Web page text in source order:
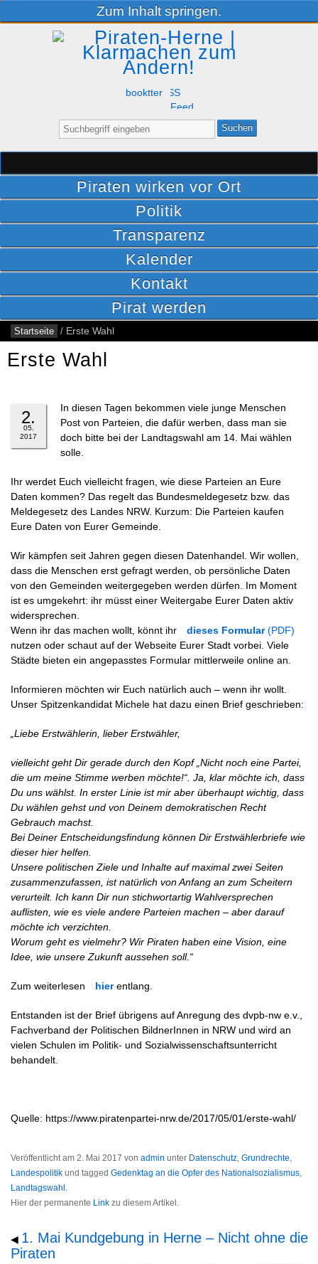
Zum Inhalt springen.
FacebookTwitterRSS
Feed
Suche
nach:
Piraten wirken vor Ort
Politik
Transparenz
Kalender
Kontakt
Pirat werden
Startseite / Erste Wahl
Erste Wahl
2.
05.
2017
In diesen Tagen bekommen viele junge Menschen
Post von Parteien, die dafür werben, dass man sie
doch bitte bei der Landtagswahl am 14. Mai wählen
solle.
Ihr werdet Euch vielleicht fragen, wie diese Parteien an Eure
Daten kommen? Das regelt das Bundesmeldegesetz bzw. das
Meldegesetz des Landes NRW. Kurzum: Die Parteien kaufen
Eure Daten von Eurer Gemeinde.
Wir kämpfen seit Jahren gegen diesen Datenhandel. Wir wollen,
dass die Menschen erst gefragt werden, ob persönliche Daten
von den Gemeinden weitergegeben werden dürfen. Im Moment
ist es umgekehrt: ihr müsst einer Weitergabe Eurer Daten aktiv
widersprechen.
Wenn ihr das machen wollt, könnt ihr
dieses Formular
nutzen oder schaut auf der Webseite Eurer Stadt vorbei. Viele
Städte bieten ein angepasstes Formular mittlerweile online an.
Informieren möchten wir Euch natürlich auch – wenn ihr wollt.
Unser Spitzenkandidat Michele hat dazu einen Brief geschrieben:
„Liebe Erstwählerin, lieber Erstwähler,
vielleicht geht Dir gerade durch den Kopf „Nicht noch eine Partei,
die um meine Stimme werben möchte!“. Ja, klar möchte ich, dass
Du uns wählst. In erster Linie ist mir aber überhaupt wichtig, dass
Du wählen gehst und von Deinem demokratischen Recht
Gebrauch machst.
Bei Deiner Entscheidungsfindung können Dir Erstwählerbriefe wie
dieser hier helfen.
Unsere politischen Ziele und Inhalte auf maximal zwei Seiten
zusammenzufassen, ist natürlich von Anfang an zum Scheitern
verurteilt. Ich kann Dir nun stichwortartig Wahlversprechen
auflisten, wie es viele andere Parteien machen – aber darauf
möchte ich verzichten.
Worum geht es vielmehr? Wir Piraten haben eine Vision, eine
Idee, wie unsere Zukunft aussehen soll.“
Zum weiterlesen hierentlang.
Entstanden ist der Brief übrigens auf Anregung des dvpb-nw e.v.,
Fachverband der Politischen BildnerInnen in NRW und wird an
vielen Schulen im Politik- und Sozialwissenschaftsunterricht
behandelt.
Quelle: https://www.piratenpartei-nrw.de/2017/05/01/erste-wahl/
Veröffentlicht am 2. Mai 2017 von admin unter Datenschutz, Grundrechte,
Landespolitik und tagged Gedenktag an die Opfer des Nationalsozialismus,
Landtagswahl .
Hier der permanente Link zu diesem Artikel.
◀ 1. Mai Kundgebung in Herne – Nicht ohne die
Piraten